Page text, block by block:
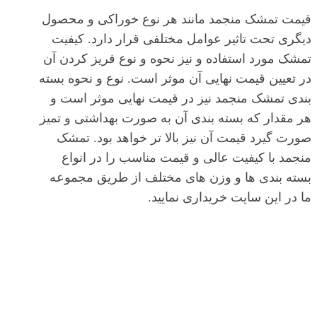
قیمت تمشک منجمد مانند هر نوع خوراکی و محصول
دیگری تحت تاثیر عوامل مختلفی قرار دارد. کیفیت
تمشک مورد استفاده و نیز نحوه و نوع فریز کردن آن
در تعیین قیمت نهایی آن موثر است. نوع و نحوه بسته
بندی تمشک منجمد نیز در قیمت نهایی موثر است و
هر مقدار که بسته بندی آن به صورت بهداشتی و تمیز
صورت گیرد قیمت آن نیز بالا تر خواهد بود. تمشک
منجمد با کیفیت عالی و قیمت مناسب را در انواع
بسته بندی ها و وزن های مختلف از طریق مجموعه
ما در این سایت خریداری نمایید.